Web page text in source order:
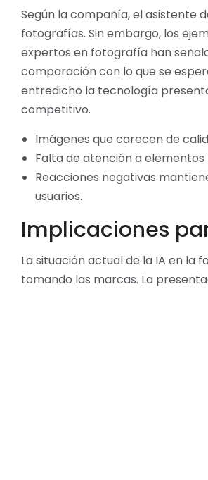
Según la compañía, el asistente
fotografías. Sin embargo, los
expertos en fotografía han
comparación con lo que se
entredicho la tecnología
competitivo.
Imágenes que carecen de
Falta de atención a
Reacciones negativas
usuarios.
Implicaciones
La situación actual de la IA en
tomando las marcas. La